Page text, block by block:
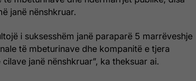
janë nënshkruar.
i suksesshëm janë paraparë 5 marrëveshje
të mbeturinave dhe kompanitë e tjera
janë nënshkruar”, ka theksuar ai.